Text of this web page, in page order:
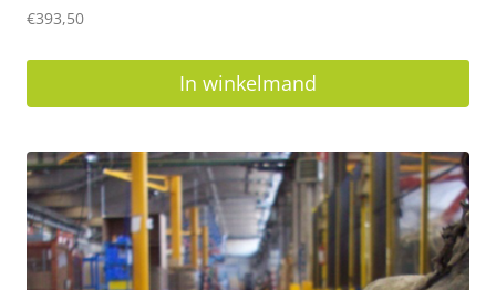
€393,50
In winkelmand